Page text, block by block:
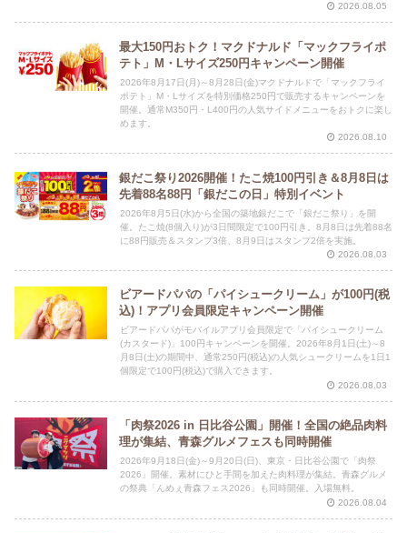
2026.08.05
最大150円おトク！マクドナルド「マックフライポ
テト」M・Lサイズ250円キャンペーン開催
2026年8月17日(月)～8月28日(金)マクドナルドで「マックフライ
ポテト」M・Lサイズを特別価格250円で販売するキャンペーンを
開催。通常M350円・L400円の人気サイドメニューをおトクに楽し
めます。
2026.08.10
銀だこ祭り2026開催！たこ焼100円引き＆8月8日は
先着88名88円「銀だこの日」特別イベント
2026年8月5日(水)から全国の築地銀だこで「銀だこ祭り」を開
催。たこ焼(8個入り)が3日間限定で100円引き。8月8日は先着88名
に88円販売＆スタンプ3倍、8月9日はスタンプ2倍を実施。
2026.08.03
ビアードパパの「パイシュークリーム」が100円(税
込)！アプリ会員限定キャンペーン開催
ビアードパパがモバイルアプリ会員限定で「パイシュークリーム
(カスタード)」100円キャンペーンを開催。2026年8月1日(土)～8
月8日(土)の期間中、通常250円(税込)の人気シュークリームを1日1
個限定で100円(税込)で購入できます。
2026.08.03
「肉祭2026 in 日比谷公園」開催！全国の絶品肉料
理が集結、青森グルメフェスも同時開催
2026年9月18日(金)～9月20日(日)、東京・日比谷公園で「肉祭
2026」開催。素材にひと手間を加えた肉料理が集結。青森グルメ
の祭典「んめぇ青森フェス2026」も同時開催。入場無料。
2026.08.04